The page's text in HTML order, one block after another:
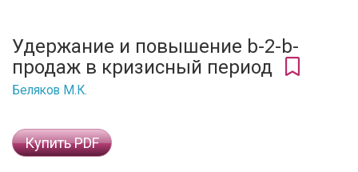
Удержание и повышение b-2-b-
продаж в кризисный период
Беляков М.К.
Купить PDF